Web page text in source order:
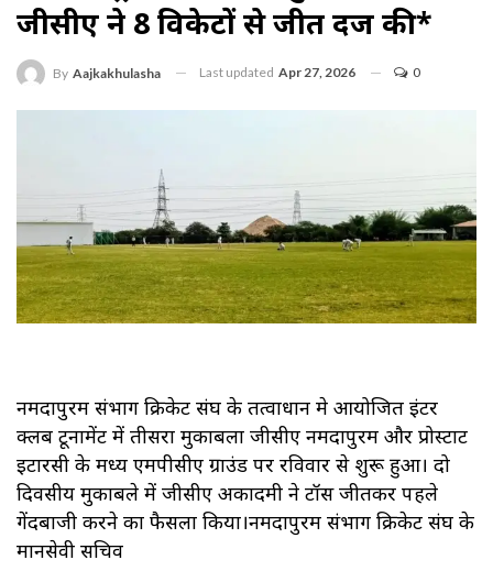
जीसीए ने 8 विकेटों से जीत दर्ज की*
By Aajkakhulasha Last updated Apr 27, 2026 0
नर्मदापुरम संभाग क्रिकेट संघ के तत्वाधान मे आयोजित इंटर
क्लब टूर्नामेंट में तीसरा मुकाबला जीसीए नर्मदापुरम और प्रोस्टार्ट
इटारसी के मध्य एमपीसीए ग्राउंड पर रविवार से शुरू हुआ। दो
दिवसीय मुकाबले में जीसीए अकादमी ने टॉस जीतकर पहले
गेंदबाजी करने का फैसला किया।नर्मदापुरम संभाग क्रिकेट संघ के
मानसेवी सचिव